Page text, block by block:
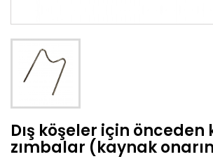
Dış köşeler için önceden
zımbalar (kaynak